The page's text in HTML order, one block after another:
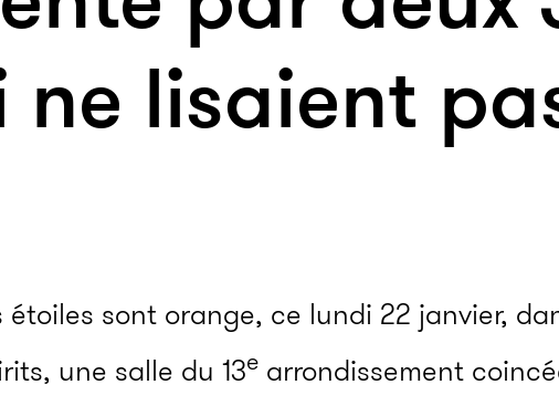
ne lisaient
étoiles sont orange, ce lundi 22 janvier,
une salle du 13earrondissement